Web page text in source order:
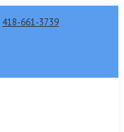
418-661-3739